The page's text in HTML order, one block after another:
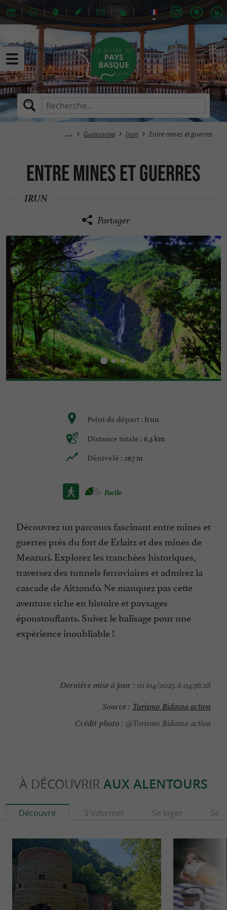
Guipuscoa Irun Entre mines et guerres
Entre mines et guerres
IRUN
Partager
Point de départ : Irun
Distance totale : 6,3 km
Dénivelé : 267 m
Facile
Découvrez un parcours fascinant entre mines et
guerres près du fort de Erlaitz et des mines de
Meazuri. Explorez les tranchées historiques,
traversez des tunnels ferroviaires et admirez la
cascade de Aitzondo. Ne manquez pas cette
aventure riche en histoire et paysages
époustouflants. Suivez le balisage pour une
expérience inoubliable !
Dernière mise à jour : 01/04/2025 à 04:36:28
Source : Turismo Bidasoa activa
Crédit photo : @Turismo Bidasoa activa
À DÉCOUVRIR AUX ALENTOURS
Découvrir S'informer Se loger Se